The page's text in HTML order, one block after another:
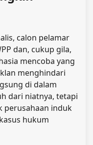
calon pelamar
dan, cukup gila,
mencoba yang
menghindari
di dalam
dari niatnya, tetapi
perusahaan induk
hukum